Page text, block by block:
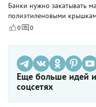
Банки нужно закатывать
0 0
Еще больше идей
соцсетях